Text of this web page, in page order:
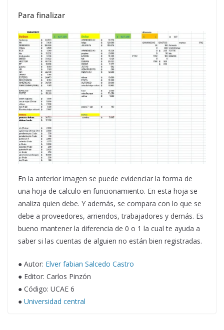
Para finalizar
En la anterior imagen se puede evidenciar la forma de
una hoja de calculo en funcionamiento. En esta hoja se
analiza quien debe. Y además, se compara con lo que se
debe a proveedores, arriendos, trabajadores y demás. Es
bueno mantener la diferencia de 0 o 1 la cual te ayuda a
saber si las cuentas de alguien no están bien registradas.
● Autor: Elver fabian Salcedo Castro
● Editor: Carlos Pinzón
● Código: UCAE 6
● Universidad central